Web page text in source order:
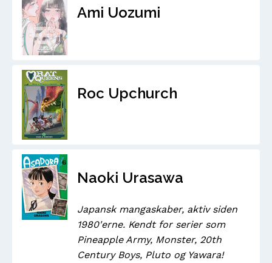
Ami Uozumi
Roc Upchurch
Naoki Urasawa
Japansk mangaskaber, aktiv siden
1980'erne. Kendt for serier som
Pineapple Army, Monster, 20th
Century Boys, Pluto og Yawara!